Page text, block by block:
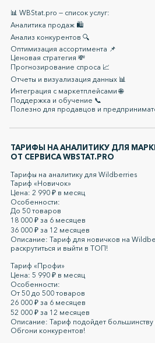
📊 WBStat.pro — список услуг:
Аналитика продаж 🛍️
Анализ конкурентов 🔍
Оптимизация ассортимента 📌
Ценовая стратегия 💸
Прогнозирование спроса 📈
Отчеты и визуализация данных 📊
Интеграция с маркетплейсами 🌐
Поддержка и обучение 📞
Полезно для продавцов и
ТАРИФЫ НА АНАЛИТИКУ ДЛЯ
ОТ СЕРВИСА WBSTAT.PRO
Тарифы на аналитику для Wildberries
Тариф «Новичок»
Цена: 2 990 ₽ в месяц
Особенности:
До 50 товаров
18 000 ₽ за 6 месяцев
36 000 ₽ за 12 месяцев
Описание: Тариф для новичков на
раскрутиться и выйти в ТОП!
Тариф «Профи»
Цена: 5 990 ₽ в месяц
Особенности:
От 50 до 500 товаров
26 000 ₽ за 6 месяцев
52 000 ₽ за 12 месяцев
Описание: Тариф подойдет
Обгони конкурентов!